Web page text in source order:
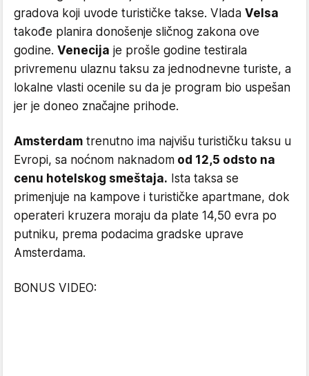
gradova koji uvode turističke takse. Vlada Velsa
takođe planira donošenje sličnog zakona ove
godine. Venecija je prošle godine testirala
privremenu ulaznu taksu za jednodnevne turiste, a
lokalne vlasti ocenile su da je program bio uspešan
jer je doneo značajne prihode.
Amsterdam trenutno ima najvišu turističku taksu u
Evropi, sa noćnom naknadom od 12,5 odsto na
cenu hotelskog smeštaja. Ista taksa se
primenjuje na kampove i turističke apartmane, dok
operateri kruzera moraju da plate 14,50 evra po
putniku, prema podacima gradske uprave
Amsterdama.
BONUS VIDEO: